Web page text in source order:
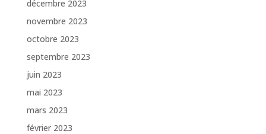
décembre 2023
novembre 2023
octobre 2023
septembre 2023
juin 2023
mai 2023
mars 2023
février 2023